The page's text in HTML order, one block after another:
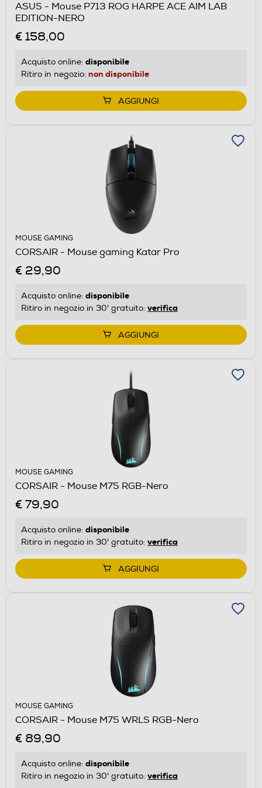
ASUS - Mouse P713 ROG HARPE ACE AIM LAB
EDITION-NERO
€ 158,00
Acquisto online: disponibile
Ritiro in negozio: non disponibile
AGGIUNGI
MOUSE GAMING
CORSAIR - Mouse gaming Katar Pro
€ 29,90
Acquisto online: disponibile
Ritiro in negozio in 30' gratuito: verifica
AGGIUNGI
MOUSE GAMING
CORSAIR - Mouse M75 RGB-Nero
€ 79,90
Acquisto online: disponibile
Ritiro in negozio in 30' gratuito: verifica
AGGIUNGI
MOUSE GAMING
CORSAIR - Mouse M75 WRLS RGB-Nero
€ 89,90
Acquisto online: disponibile
Ritiro in negozio in 30' gratuito: verifica